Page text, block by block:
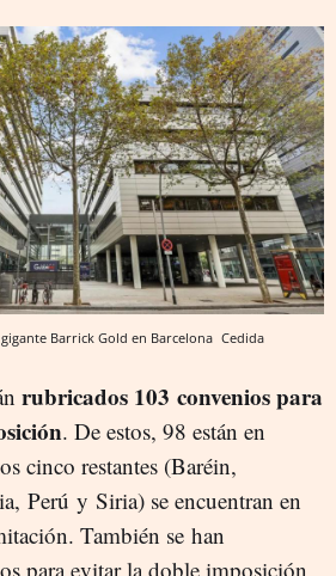
Barrick Gold en Barcelona Cedida
rubricados 103 convenios para
. De estos, 98 están en
cinco restantes (Baréin,
Perú y Siria) se encuentran en
También se han
para evitar la doble imposición